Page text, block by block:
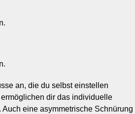
an, die du selbst einstellen
dir das individuelle
eine asymmetrische Schnürung